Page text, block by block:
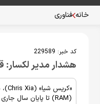
خانه فناوری
کد خبر: 229589
هشدار مدیر لکسار: قیمت
(RAM) تا پایان سال جاری میلادی دو برابر شود.